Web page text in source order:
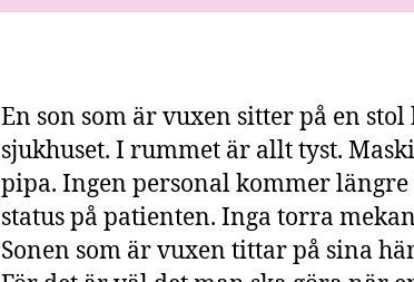
En son som är vuxen sitter på en
sjukhuset. I rummet är allt tyst.
pipa. Ingen personal kommer
status på patienten. Inga torra
Sonen som är vuxen tittar på sina